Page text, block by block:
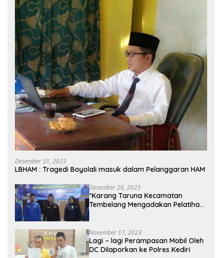
Desember 31, 2023
LBHAM : Tragedi Boyolali masuk dalam Pelanggaran HAM
Desember 26, 2023
*Karang Taruna Kecamatan
Tembelang Mengadakan Pelatihan
November 17, 2023
Lagi – lagi Perampasan Mobil Oleh
DC Dilaporkan ke Polres Kediri